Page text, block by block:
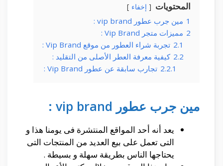
المحتويات إخفاء
1 مين جرب عطور vip brand :
2 مميزات متجر Vip Brand :
2.1 تجربة شراء العطور من موقع Vip Brand :
2.2 كيفية معرفة العطر الأصلى من التقليد :
2.2.1 تجارب سابقة عن عطور Vip Brand :
مين جرب عطور vip brand :
يعد أنه أحد المواقع المنتشرة فى يومنا هذا و
التى تعمل على بيع العديد من المنتجات التى
يحتاجها الناس بطريقة سهلة و بسيطة .